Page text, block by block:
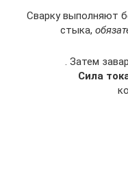
Сварку выполняют
стыка,
. Затем
Сила